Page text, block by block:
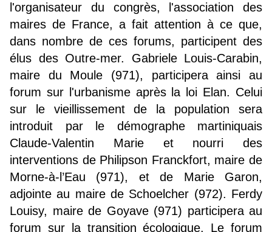
l'organisateur du congrès, l'association des
maires de France, a fait attention à ce que,
dans nombre de ces forums, participent des
élus des Outre-mer. Gabriele Louis-Carabin,
maire du Moule (971), participera ainsi au
forum sur l'urbanisme après la loi Elan. Celui
sur le vieillissement de la population sera
introduit par le démographe martiniquais
Claude-Valentin Marie et nourri des
interventions de Philipson Franckfort, maire de
Morne-à-l’Eau (971), et de Marie Garon,
adjointe au maire de Schoelcher (972). Ferdy
Louisy, maire de Goyave (971) participera au
forum sur la transition écologique. Le forum